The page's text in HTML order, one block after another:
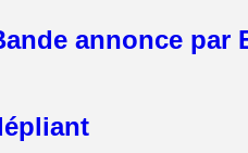
annonce par